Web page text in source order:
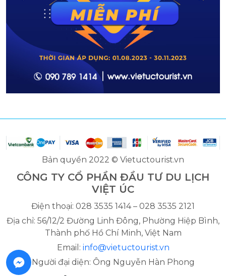
Bản quyền 2022 © Vietuctourist.vn
CÔNG TY CỔ PHẦN ĐẦU TƯ DU LỊCH
VIỆT ÚC
Điện thoại: 028 3535 1414 – 028 3535 2121
Địa chỉ: 56/12/2 Đường Linh Đông, Phường Hiệp Bình,
Thành phố Hồ Chí Minh, Việt Nam
Email: info@vietuctourist.vn
Người đại diện: Ông Nguyễn Hàn Phong